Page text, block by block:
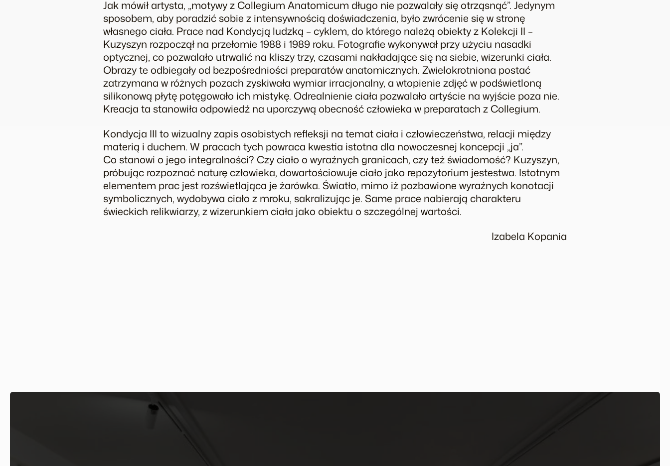
Jak mówił artysta, „motywy z Collegium Anatomicum długo nie pozwalały się otrząsnąć”. Jedynym
sposobem, aby poradzić sobie z intensywnością doświadczenia, było zwrócenie się w stronę
własnego ciała. Prace nad Kondycją ludzką­ – cyklem, do którego należą obiekty z Kolekcji II –
Kuzyszyn rozpoczął na przełomie 1988 i 1989 roku. Fotografie wykonywał przy użyciu nasadki
optycznej, co pozwalało utrwalić na kliszy trzy, czasami nakładające się na siebie, wizerunki ciała.
Obrazy te odbiegały od bezpośredniości preparatów anatomicznych. Zwielokrotniona postać
zatrzymana w różnych pozach zyskiwała wymiar irracjonalny, a wtopienie zdjęć w podświetloną
silikonową płytę potęgowało ich mistykę. Odrealnienie ciała pozwalało artyście na wyjście poza nie.
Kreacja ta stanowiła odpowiedź na uporczywą obecność człowieka w preparatach z Collegium.
Kondycja III to wizualny zapis osobistych refleksji na temat ciała i człowieczeństwa, relacji między
materią i duchem. W pracach tych powraca kwestia istotna dla nowoczesnej koncepcji „ja”.
Co stanowi o jego integralności? Czy ciało o wyraźnych granicach, czy też świadomość? Kuzyszyn,
próbując rozpoznać naturę człowieka, dowartościowuje ciało jako repozytorium jestestwa. Istotnym
elementem prac jest rozświetlająca je żarówka. Światło, mimo iż pozbawione wyraźnych konotacji
symbolicznych, wydobywa ciało z mroku, sakralizując je. Same prace nabierają charakteru
świeckich relikwiarzy, z wizerunkiem ciała jako obiektu o szczególnej wartości.
Izabela Kopania